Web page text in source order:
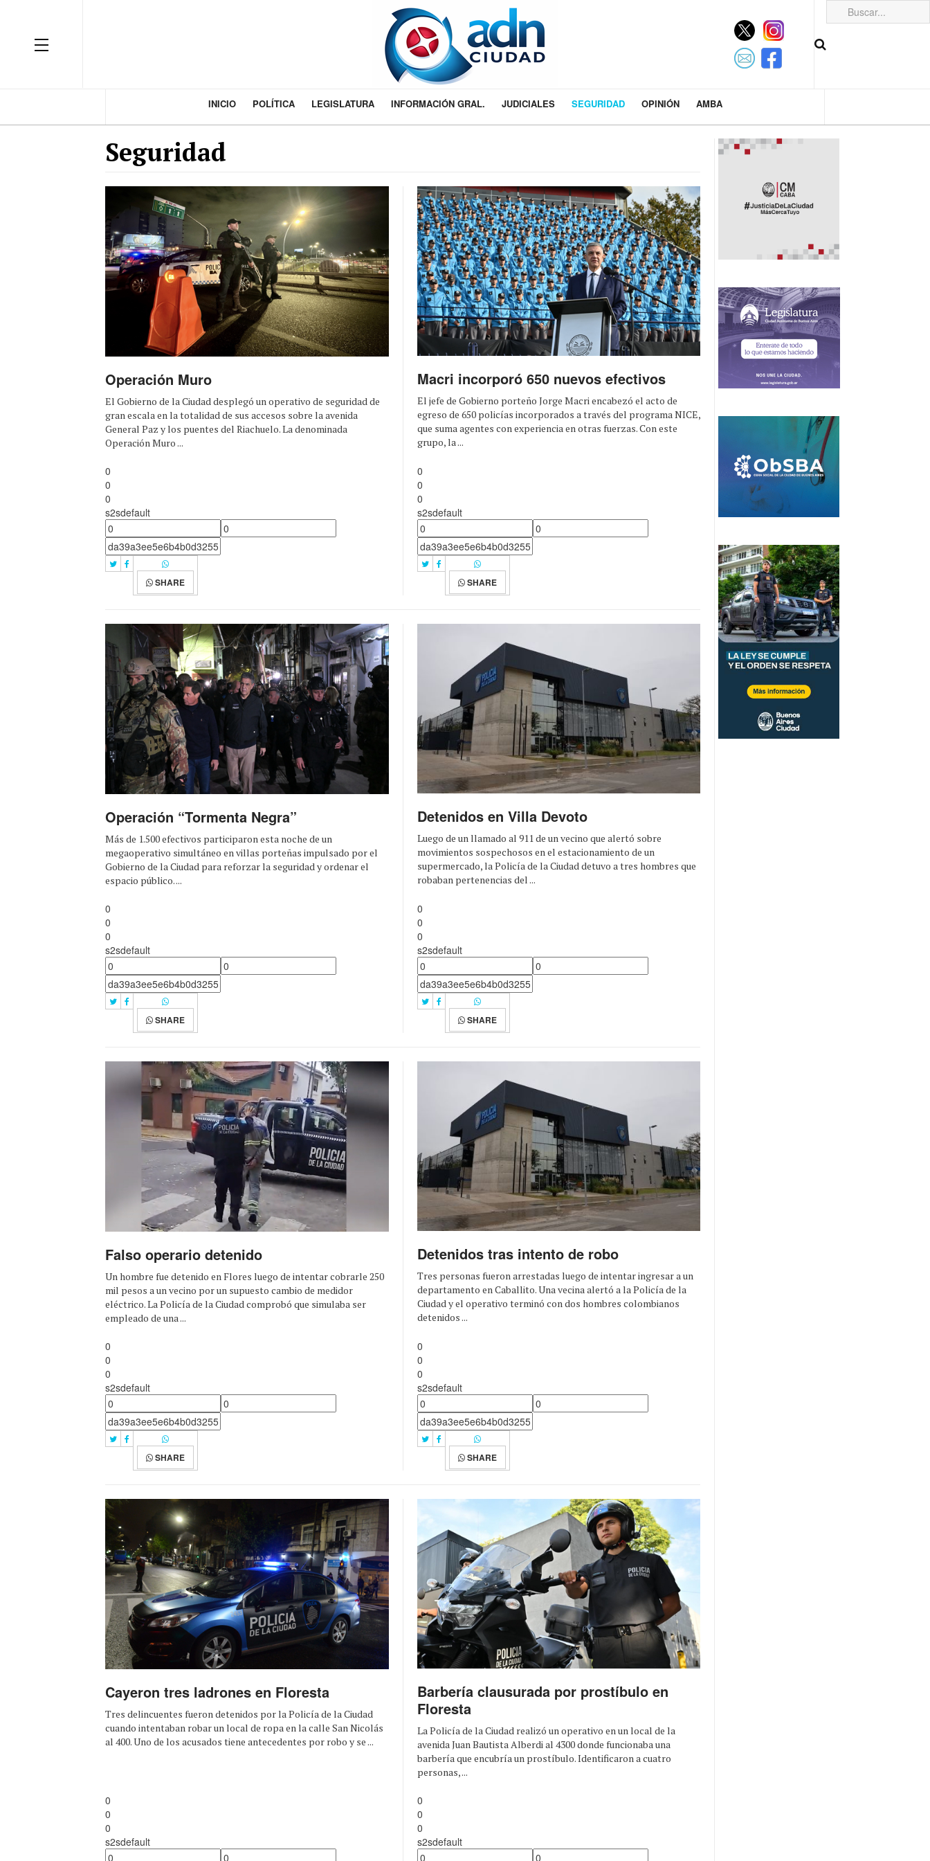
INICIO POLÍTICA LEGISLATURA INFORMACIÓN GRAL. JUDICIALES SEGURIDAD OPINIÓN AMBA
Seguridad
Operación Muro
El Gobierno de la Ciudad desplegó un operativo de seguridad de
gran escala en la totalidad de sus accesos sobre la avenida
General Paz y los puentes del Riachuelo. La denominada
Operación Muro ...
0
0
0
s2sdefault
SHARE
Macri incorporó 650 nuevos efectivos
El jefe de Gobierno porteño Jorge Macri encabezó el acto de
egreso de 650 policías incorporados a través del programa NICE,
que suma agentes con experiencia en otras fuerzas. Con este
grupo, la ...
0
0
0
s2sdefault
SHARE
Operación “Tormenta Negra”
Más de 1.500 efectivos participaron esta noche de un
megaoperativo simultáneo en villas porteñas impulsado por el
Gobierno de la Ciudad para reforzar la seguridad y ordenar el
espacio público. ...
0
0
0
s2sdefault
SHARE
Detenidos en Villa Devoto
Luego de un llamado al 911 de un vecino que alertó sobre
movimientos sospechosos en el estacionamiento de un
supermercado, la Policía de la Ciudad detuvo a tres hombres que
robaban pertenencias del ...
0
0
0
s2sdefault
SHARE
Falso operario detenido
Un hombre fue detenido en Flores luego de intentar cobrarle 250
mil pesos a un vecino por un supuesto cambio de medidor
eléctrico. La Policía de la Ciudad comprobó que simulaba ser
empleado de una ...
0
0
0
s2sdefault
SHARE
Detenidos tras intento de robo
Tres personas fueron arrestadas luego de intentar ingresar a un
departamento en Caballito. Una vecina alertó a la Policía de la
Ciudad y el operativo terminó con dos hombres colombianos
detenidos ...
0
0
0
s2sdefault
SHARE
Cayeron tres ladrones en Floresta
Tres delincuentes fueron detenidos por la Policía de la Ciudad
cuando intentaban robar un local de ropa en la calle San Nicolás
al 400. Uno de los acusados tiene antecedentes por robo y se ...
0
0
0
s2sdefault
Barbería clausurada por prostíbulo en
Floresta
La Policía de la Ciudad realizó un operativo en un local de la
avenida Juan Bautista Alberdi al 4300 donde funcionaba una
barbería que encubría un prostíbulo. Identificaron a cuatro
personas, ...
0
0
0
s2sdefault